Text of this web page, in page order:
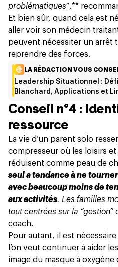
problématiques”,**
Et bien sûr, quand cela est
aller voir son médecin
peuvent nécessiter un arrêt
reprendre des forces.
LA RÉDACTION VOUS
Leadership Situationnel :
Blanchard, Applications et
Conseil n°4 :
ressource
La vie d’un parent solo
compresseur où les loisirs
réduisent comme peau de
seul a tendance à ne
avec beaucoup moins de
aux activités. Les familles
tout centrées sur la “gestion”
coach.
Pour autant, il est
l’on veut continuer à aider
image du masque à oxygène